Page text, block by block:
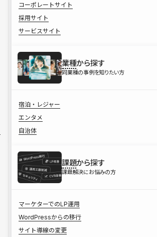
コーポレートサイト
採用サイト
サービスサイト
業種から探す
同業種の事例を知りたい方
宿泊・レジャー
エンタメ
自治体
課題から探す
課題解決にお悩みの方
マーケターでのLP運用
WordPressからの移行
サイト導線の変更